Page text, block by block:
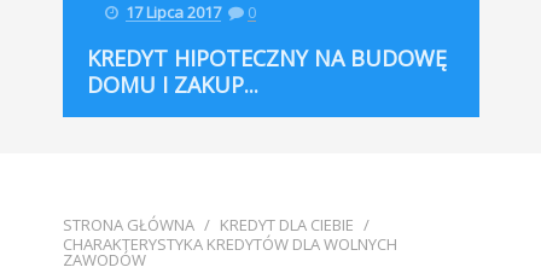
17 Lipca 2017 0
KREDYT HIPOTECZNY NA BUDOWĘ
DOMU I ZAKUP...
STRONA GŁÓWNA / KREDYT DLA CIEBIE /
CHARAKTERYSTYKA KREDYTÓW DLA WOLNYCH
ZAWODÓW